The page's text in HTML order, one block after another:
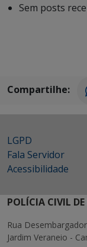
Sem posts
Compartilhe:
LGPD
Fala Servidor
Acessibilidade
POLÍCIA CIVIL
Rua
Jardim Veraneio -